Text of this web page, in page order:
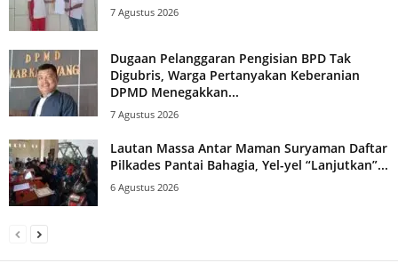
7 Agustus 2026
Dugaan Pelanggaran Pengisian BPD Tak
Digubris, Warga Pertanyakan Keberanian
DPMD Menegakkan...
7 Agustus 2026
Lautan Massa Antar Maman Suryaman Daftar
Pilkades Pantai Bahagia, Yel-yel “Lanjutkan”...
6 Agustus 2026